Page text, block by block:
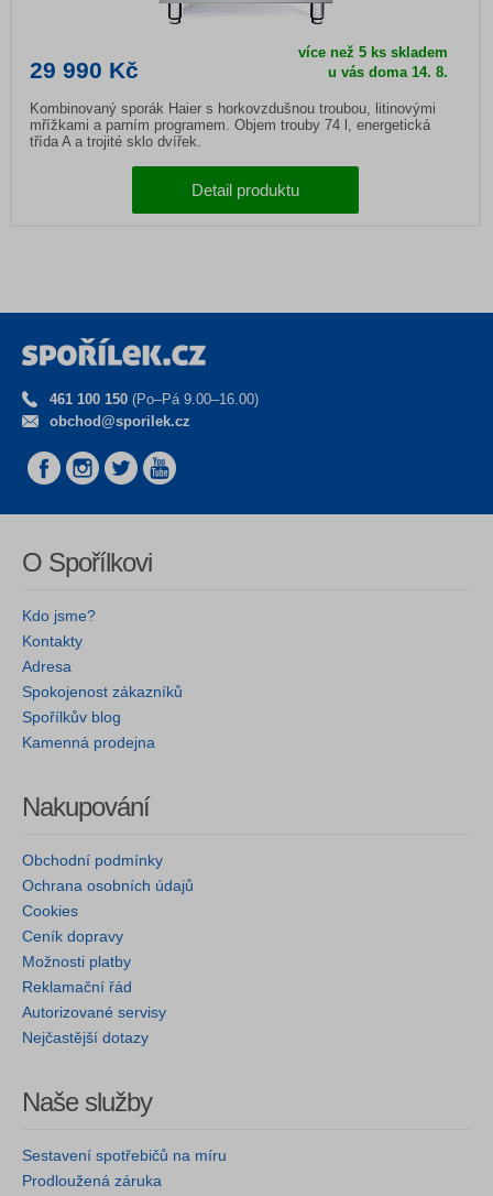
29 990 Kč
více než 5 ks skladem
u vás doma14. 8.
Kombinovaný sporák Haier s horkovzdušnou troubou, litinovými
mřížkami a parním programem. Objem trouby 74 l, energetická
třída A a trojité sklo dvířek.
Detail produktu
461 100 150 (Po–Pá 9.00–16.00)
obchod@sporilek.cz
O Spořílkovi
Kdo jsme?
Kontakty
Adresa
Spokojenost zákazníků
Spořílkův blog
Kamenná prodejna
Nakupování
Obchodní podmínky
Ochrana osobních údajů
Cookies
Ceník dopravy
Možnosti platby
Reklamační řád
Autorizované servisy
Nejčastější dotazy
Naše služby
Sestavení spotřebičů na míru
Prodloužená záruka